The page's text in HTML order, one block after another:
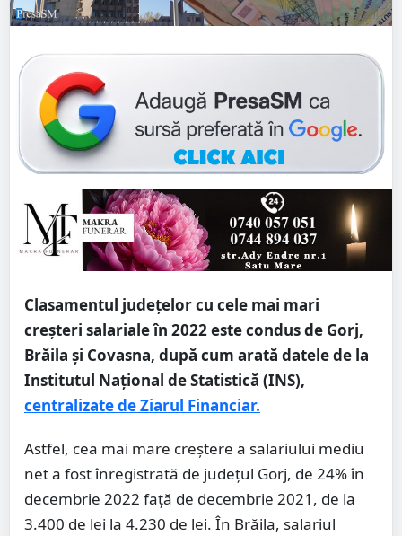
Clasamentul judeţelor cu cele mai mari
creşteri salariale în 2022 este condus de Gorj,
Brăila şi Covasna, după cum arată datele de la
Institutul Naţional de Statistică (INS),
centralizate de Ziarul Financiar.
Astfel, cea mai mare creştere a salariului mediu
net a fost înregistrată de judeţul Gorj, de 24% în
decembrie 2022 faţă de decembrie 2021, de la
3.400 de lei la 4.230 de lei. În Brăila, salariul